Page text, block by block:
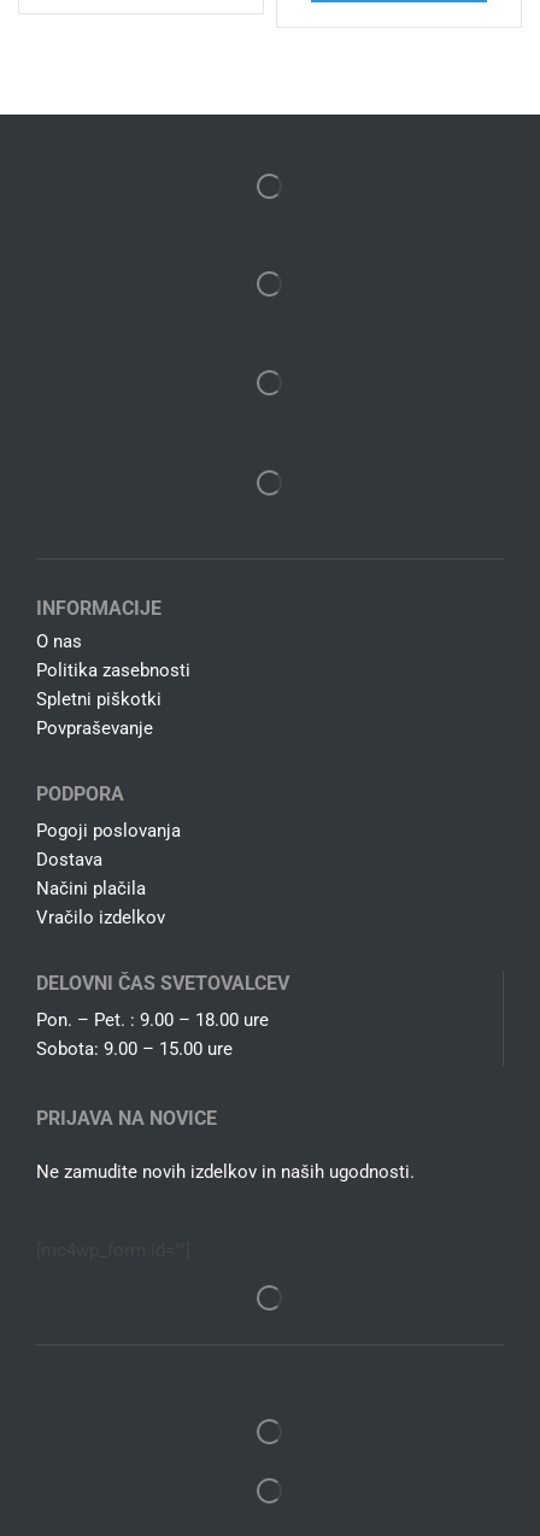
INFORMACIJE
O nas
Politika zasebnosti
Spletni piškotki
Povpraševanje
PODPORA
Pogoji poslovanja
Dostava
Načini plačila
Vračilo izdelkov
DELOVNI ČAS SVETOVALCEV
Pon. – Pet. : 9.00 – 18.00 ure
Sobota: 9.00 – 15.00 ure
PRIJAVA NA NOVICE
Ne zamudite novih izdelkov in naših ugodnosti.